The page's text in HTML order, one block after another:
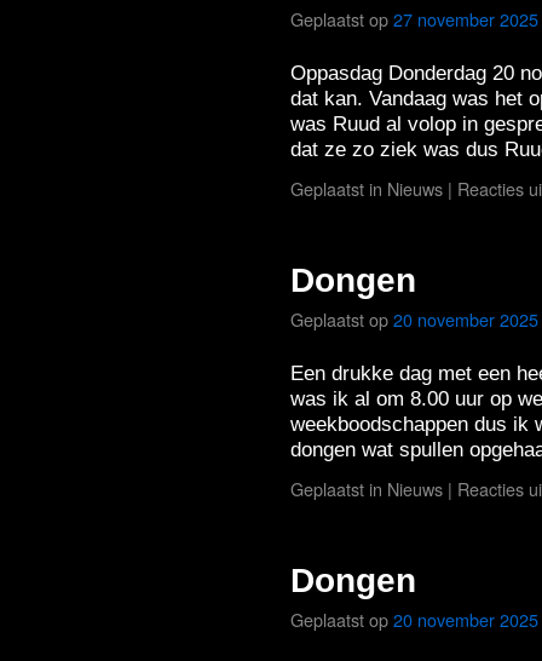
Geplaatst op27 november 2025
Oppasdag Donderdag 20
dat kan. Vandaag was het
was Ruud al volop in
dat ze zo ziek was dus
Geplaatst in Nieuws | Reacties
Dongen
Geplaatst op20 november 2025
Een drukke dag met een
was ik al om 8.00 uur op
weekboodschappen dus ik
dongen wat spullen
Geplaatst in Nieuws | Reacties
Dongen
Geplaatst op20 november 2025